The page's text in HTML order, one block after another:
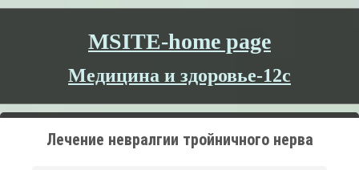
MSITE-home page
Медицина и здоровье-12c
Лечение невралгии тройничного нерва